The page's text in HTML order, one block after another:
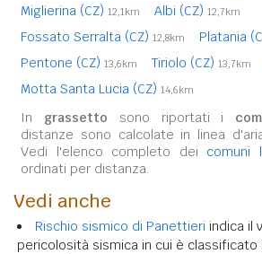
Miglierina (CZ) 12,1km Albi (CZ) 12,7km
Fossato Serralta (CZ) 12,8km Platania
Pentone (CZ) 13,6km Tiriolo (CZ) 13,7km
Motta Santa Lucia (CZ) 14,6km
In grassetto sono riportati i
distanze sono calcolate in linea
Vedi l'elenco completo dei comuni
ordinati per distanza.
Vedi anche
Rischio sismico di Panettieri indica il
pericolosità sismica in cui è